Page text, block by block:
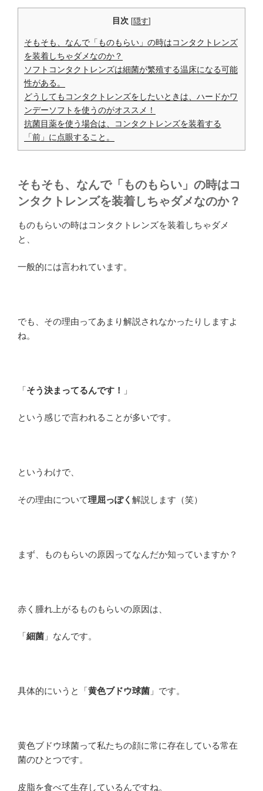
目次 [隠す]
そもそも、なんで「ものもらい」の時はコンタクトレンズ
を装着しちゃダメなのか？
ソフトコンタクトレンズは細菌が繁殖する温床になる可能
性がある。
どうしてもコンタクトレンズをしたいときは、ハードかワ
ンデーソフトを使うのがオススメ！
抗菌目薬を使う場合は、コンタクトレンズを装着する
「前」に点眼すること。
そもそも、なんで「ものもらい」の時はコ
ンタクトレンズを装着しちゃダメなのか？
ものもらいの時はコンタクトレンズを装着しちゃダメ
と、
一般的には言われています。
でも、その理由ってあまり解説されなかったりしますよ
ね。
「そう決まってるんです！ 」
という感じで言われることが多いです。
というわけで、
その理由について理屈っぽく 解説します（笑）
まず、ものもらいの原因ってなんだか知っていますか？
赤く腫れ上がるものもらいの原因は、
「 細菌 」なんです。
具体的にいうと「 黄色ブドウ球菌 」です。
黄色ブドウ球菌って私たちの顔に常に存在している常在
菌のひとつです。
皮脂を食べて生存しているんですね。